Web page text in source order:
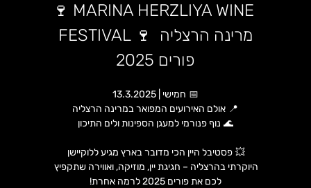
🍷 MARINA HERZLIYA WINE
FESTIVAL 🍷 מרינה הרצליה
פורים 2025
📅 חמישי | 13.3.2025
📍 אולם האירועים המפואר במרינה הרצליה
🌊 נוף פנורמי למעגן הספינות ולים התיכון
💥 פסטיבל היין הכי מדובר בארץ מגיע ללוקיישן
היוקרתי בהרצליה – חגיגת יין, מוזיקה, ואווירה שתקפיץ
לכם את פורים 2025 לרמה אחרת!